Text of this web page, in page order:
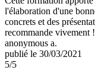
l'élaboration d'une
concrets et des
recommande vivement !
anonymous a.
publié le 30/03/2021
5/5